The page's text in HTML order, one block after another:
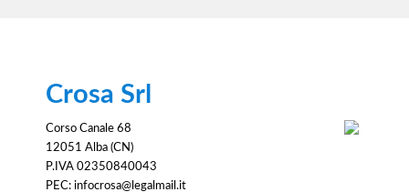
Crosa Srl
Corso Canale 68
12051 Alba (CN)
P.IVA 02350840043
PEC: infocrosa@legalmail.it